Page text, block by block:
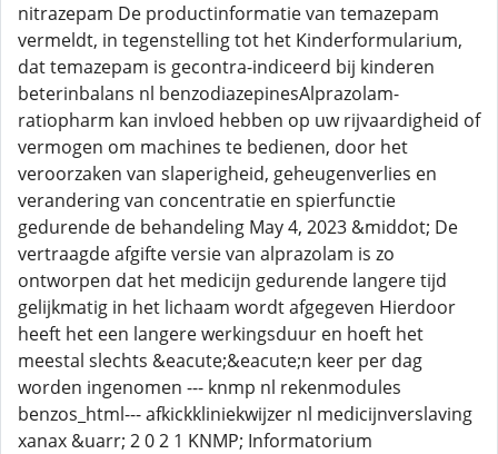
nitrazepam De productinformatie van temazepam
vermeldt, in tegenstelling tot het Kinderformularium,
dat temazepam is gecontra-indiceerd bij kinderen
beterinbalans nl benzodiazepinesAlprazolam-
ratiopharm kan invloed hebben op uw rijvaardigheid of
vermogen om machines te bedienen, door het
veroorzaken van slaperigheid, geheugenverlies en
verandering van concentratie en spierfunctie
gedurende de behandeling May 4, 2023 &middot; De
vertraagde afgifte versie van alprazolam is zo
ontworpen dat het medicijn gedurende langere tijd
gelijkmatig in het lichaam wordt afgegeven Hierdoor
heeft het een langere werkingsduur en hoeft het
meestal slechts &eacute;&eacute;n keer per dag
worden ingenomen --- knmp nl rekenmodules
benzos_html--- afkickkliniekwijzer nl medicijnverslaving
xanax &uarr; 2 0 2 1 KNMP; Informatorium